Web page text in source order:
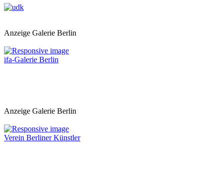
Anzeige Galerie Berlin
ifa-Galerie Berlin
Anzeige Galerie Berlin
Verein Berliner Künstler